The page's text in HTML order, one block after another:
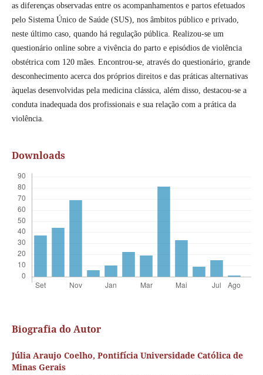
as diferenças observadas entre os acompanhamentos e partos efetuados
pelo Sistema Único de Saúde (SUS), nos âmbitos público e privado,
neste último caso, quando há regulação pública. Realizou-se um
questionário online sobre a vivência do parto e episódios de violência
obstétrica com 120 mães. Encontrou-se, através do questionário, grande
desconhecimento acerca dos próprios direitos e das práticas alternativas
àquelas desenvolvidas pela medicina clássica, além disso, destacou-se a
conduta inadequada dos profissionais e sua relação com a prática da
violência.
Downloads
Biografia do Autor
Júlia Araujo Coelho, Pontifícia Universidade Católica de
Minas Gerais